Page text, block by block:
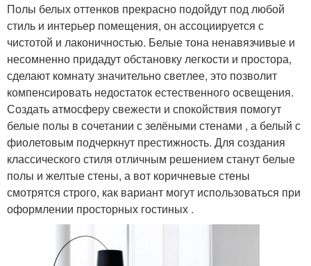
Полы белых оттенков прекрасно подойдут под любой
стиль и интерьер помещения, он ассоциируется с
чистотой и лаконичностью. Белые тона ненавязчивые и
несомненно придадут обстановку легкости и простора,
сделают комнату значительно светлее, это позволит
компенсировать недостаток естественного освещения.
Создать атмосферу свежести и спокойствия помогут
белые полы в сочетании с зелёными стенами , а белый с
фиолетовым подчеркнут престижность. Для создания
классического стиля отличным решением станут белые
полы и желтые стены, а вот коричневые стены
смотрятся строго, как вариант могут использоваться при
оформлении просторных гостиных .